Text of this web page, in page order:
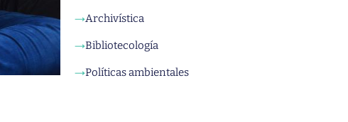
→Archivística
→Bibliotecología
→Políticas ambientales